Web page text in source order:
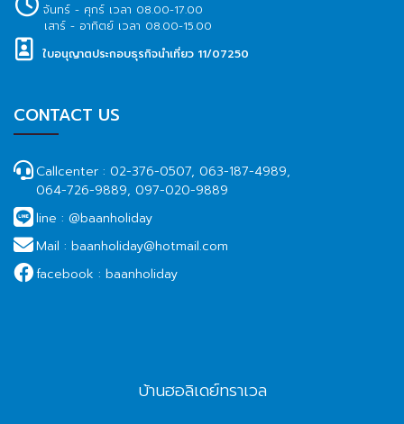
จันทร์ - ศุกร์ เวลา 08.00-17.00
เสาร์ - อาทิตย์ เวลา 08.00-15.00
ใบอนุญาตประกอบธุรกิจนำเที่ยว 11/07250
CONTACT US
Callcenter : 02-376-0507, 063-187-4989,
064-726-9889, 097-020-9889
line : @baanholiday
Mail : baanholiday@hotmail.com
facebook : baanholiday
บ้านฮอลิเดย์ทราเวล